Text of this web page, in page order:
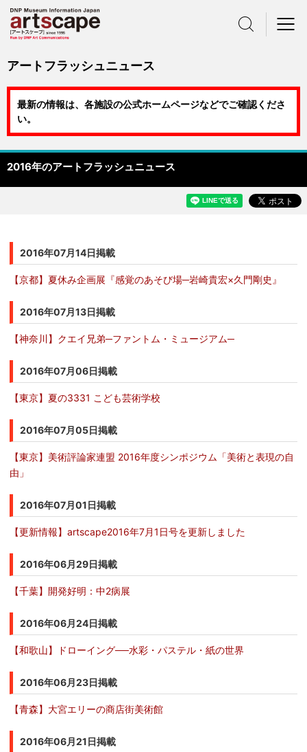
アートフラッシュニュース
最新の情報は、各施設の公式ホームページなどでご確認くださ
い。
2016年のアートフラッシュニュース
2016年07月14日掲載
【京都】夏休み企画展『感覚のあそび場─岩崎貴宏×久門剛史』
2016年07月13日掲載
【神奈川】クエイ兄弟─ファントム・ミュージアム─
2016年07月06日掲載
【東京】夏の3331 こども芸術学校
2016年07月05日掲載
【東京】美術評論家連盟 2016年度シンポジウム「美術と表現の自
由」
2016年07月01日掲載
【更新情報】artscape2016年7月1日号を更新しました
2016年06月29日掲載
【千葉】開発好明：中2病展
2016年06月24日掲載
【和歌山】ドローイング──水彩・パステル・紙の世界
2016年06月23日掲載
【青森】大宮エリーの商店街美術館
2016年06月21日掲載
サイト内検索